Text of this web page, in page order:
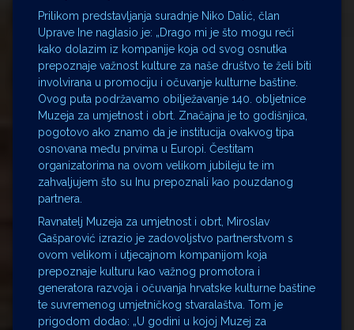
Prilikom predstavljanja suradnje Niko Dalić, član
Uprave Ine naglasio je: „Drago mi je što mogu reći
kako dolazim iz kompanije koja od svog osnutka
prepoznaje važnost kulture za naše društvo te želi biti
involvirana u promociju i očuvanje kulturne baštine.
Ovog puta podržavamo obilježavanje 140. obljetnice
Muzeja za umjetnost i obrt. Značajna je to godišnjica,
pogotovo ako znamo da je institucija ovakvog tipa
osnovana među prvima u Europi. Čestitam
organizatorima na ovom velikom jubileju te im
zahvaljujem što su Inu prepoznali kao pouzdanog
partnera.
Ravnatelj Muzeja za umjetnost i obrt, Miroslav
Gašparović izrazio je zadovoljstvo partnerstvom s
ovom velikom i utjecajnom kompanijom koja
prepoznaje kulturu kao važnog promotora i
generatora razvoja i očuvanja hrvatske kulturne baštine
te suvremenog umjetničkog stvaralaštva. Tom je
prigodom dodao: „U godini u kojoj Muzej za